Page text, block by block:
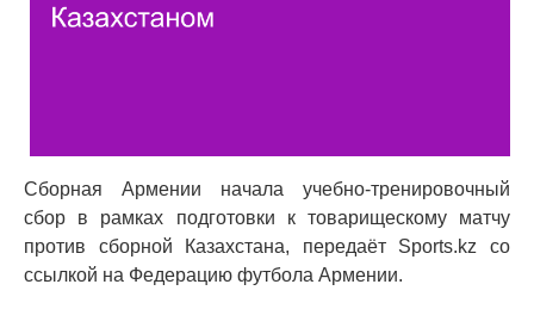
Сборная Армении начала учебно-тренировочный
сбор в рамках подготовки к товарищескому матчу
против сборной Казахстана, передаёт Sports.kz со
ссылкой на Федерацию футбола Армении.